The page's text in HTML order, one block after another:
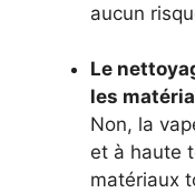
aucun
Le
les
Non, la
et à haute
matériaux